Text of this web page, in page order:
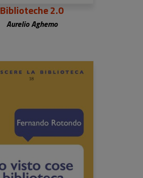
Biblioteche 2.0
Aurelio Aghemo